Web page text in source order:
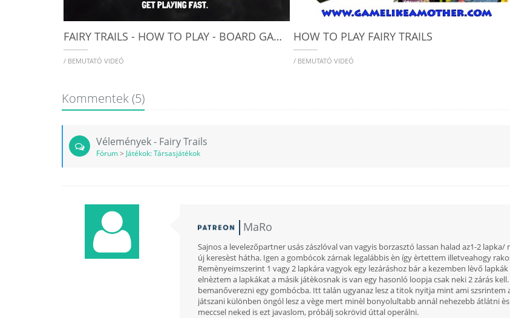
FAIRY TRAILS - HOW TO PLAY - BOARD GAME ARENA (BGA) TEACH
/ BEMUTATÓ VIDEÓ
HOW TO PLAY FAIRY TRAILS
/ BEMUTATÓ VIDEÓ
Kommentek(5)
Vélemények - Fairy Trails
Fórum> Játékok: Társasjátékok
MaRo
Sajnos a levelezőpartner usás zászlóval van vagyis borzasztó lassan halad az1-2
új keresèst hátha. Igen a gombócok zárnak legalábbis èn így èrtettem illetveahogy
Remènyeimszerint 1 vagy 2 lapkára vagyok egy lezáráshoz bár a kezemben lèvő
elnèztem a lapkákat a másik játèkosnak is van egy hasonló loopja csak neki 2 zárás
bemanőverezni egy gombócba. Itt talán ugyanaz lesz a titok nyitja mint ami
játszani különben öngól lesz a vège mert minèl bonyolultabb annál nehezebb átlátni
meccsel neked is ezt javaslom, próbálj sokrövid úttal operálni.